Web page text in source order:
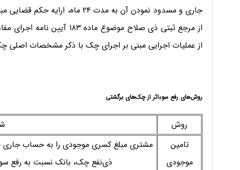
جاری و مسدود نمودن آن به مدت ۲۴
از مرجع ثبتی ذی صلاح موضوع
از عملیات اجرایی مبنی بر اجرای چک با ذکر مشخصات اصلی
روش‌های رفع سوءاثر از چک‌های برگشتی
روش
تامین
موجودی
مشتری مبلغ کسری موجودی را به حساب جاری
ذی‌نفع چک، بانک نسبت به رفع